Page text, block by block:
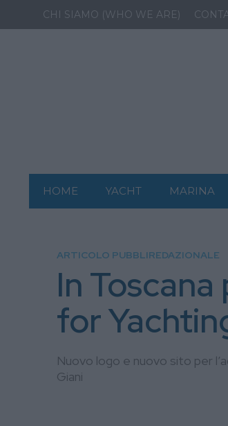
CHI SIAMO (WHO WE ARE)
HOME YACHT MARINA
ARTICOLO PUBBLIREDAZIONALE
In
for
Nuovo logo e nuovo sito per
Giani